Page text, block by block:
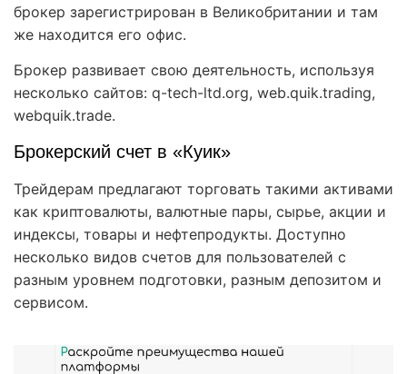
брокер зарегистрирован в Великобритании и там
же находится его офис.
Брокер развивает свою деятельность, используя
несколько сайтов: q-tech-ltd.org, web.quik.trading,
webquik.trade.
Брокерский счет в «Куик»
Трейдерам предлагают торговать такими активами
как криптовалюты, валютные пары, сырье, акции и
индексы, товары и нефтепродукты. Доступно
несколько видов счетов для пользователей с
разным уровнем подготовки, разным депозитом и
сервисом.